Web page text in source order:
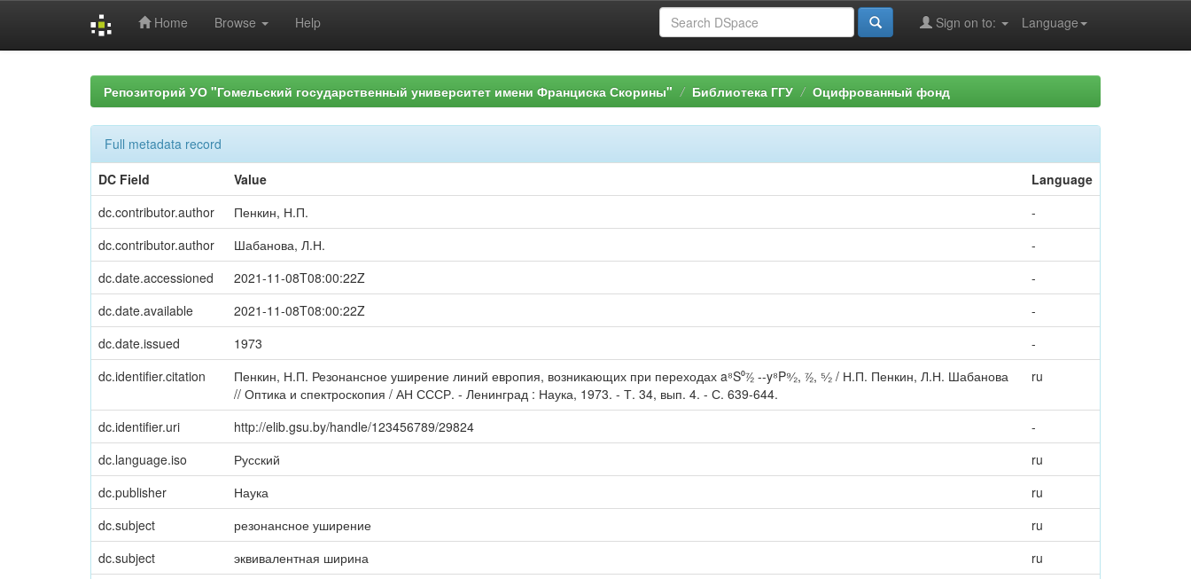
Home Browse Help Language
Sign on to:
Репозиторий УО "Гомельский государственный университет имени Франциска Скорины" Библиотека ГГУ Оцифрованный фонд
Full metadata record
DC Field
Value
Language
dc.contributor.author
Пенкин, Н.П.
-
dc.contributor.author
Шабанова, Л.Н.
-
dc.date.accessioned
2021-11-08T08:00:22Z
-
dc.date.available
2021-11-08T08:00:22Z
-
dc.date.issued
1973
-
dc.identifier.citation
Пенкин, Н.П. Резонансное уширение линий европия, возникающих при переходах a⁸S⁰⁷∕₂ --y⁸P⁹⁄₂, ⁷∕₂, ⁵⁄₂ / Н.П. Пенкин, Л.Н. Шабанова
// Оптика и спектроскопия / АН СССР. - Ленинград : Наука, 1973. - Т. 34, вып. 4. - С. 639-644.
ru
dc.identifier.uri http://elib.gsu.by/handle/123456789/29824
-
dc.language.iso
Русский
ru
dc.publisher
Наука
ru
dc.subject
резонансное уширение
ru
dc.subject
эквивалентная ширина
ru